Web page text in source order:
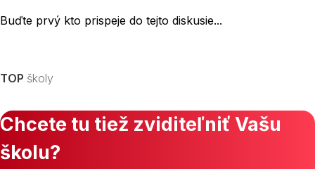
Buďte prvý kto prispeje do tejto diskusie...
TOP školy
Chcete tu tiež zviditeľniť Vašu
školu?